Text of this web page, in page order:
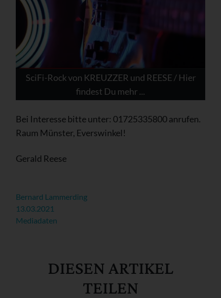
SciFi-Rock von KREUZZER und REESE / Hier
findest Du mehr ...
Bei Interesse bitte unter: 01725335800 anrufen.
Raum Münster, Everswinkel!
Gerald Reese
Bernard Lammerding
13.03.2021
Mediadaten
DIESEN ARTIKEL
TEILEN